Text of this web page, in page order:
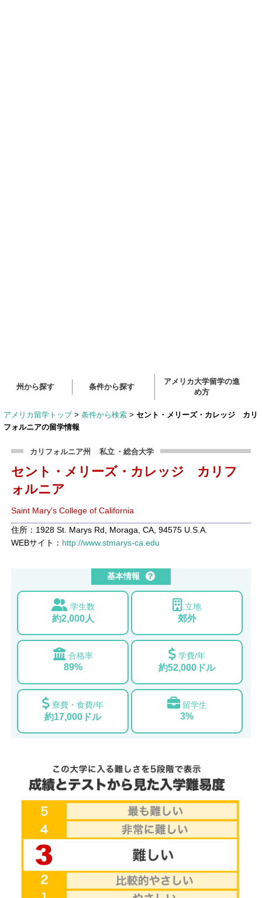
州から探す 条件から探す
アメリカ大学留学の進
め方
アメリカ留学トップ > 条件から検索 > セント・メリーズ・カレッジ カリ
フォルニアの留学情報
カリフォルニア州 私立 ・総合大学
セント・メリーズ・カレッジ カリフ
ォルニア
Saint Mary's College of California
住所：1928 St. Marys Rd, Moraga, CA, 94575 U.S.A.
WEBサイト： http://www.stmarys-ca.edu
基本情報
学生数
約2,000人
立地
郊外
合格率
89%
学費/年
約52,000ドル
寮費・食費/年
約17,000ドル
留学生
3%